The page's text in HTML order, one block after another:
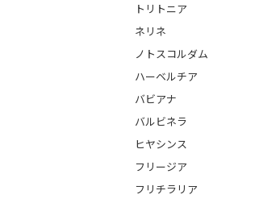
トリトニア
ネリネ
ノトスコルダム
ハーベルチア
バビアナ
バルビネラ
ヒヤシンス
フリージア
フリチラリア